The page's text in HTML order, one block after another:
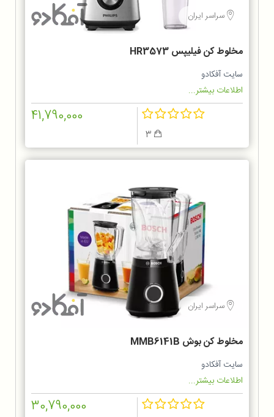
سراسر ایران
مخلوط کن فيليپس HR3573
سایت آفکادو
اطلاعات بیشتر...
41,790,000
سراسر ایران
مخلوط کن بوش MMB6141B
سایت آفکادو
اطلاعات بیشتر...
30,790,000